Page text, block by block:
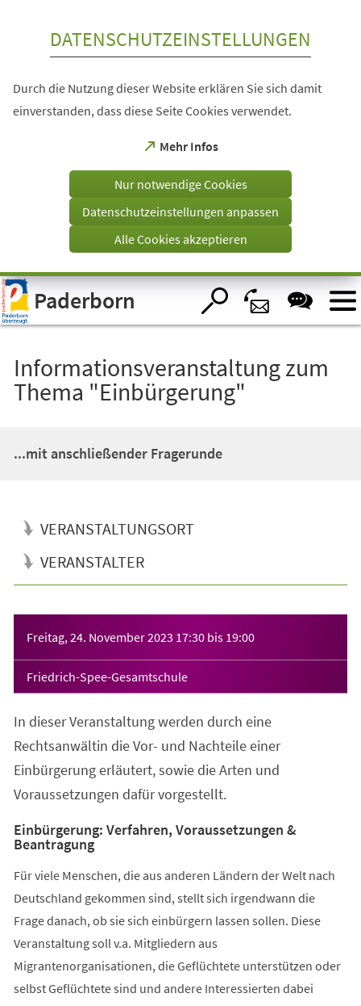
Visuelle
Assistenzsoftware
öffnen.
DATENSCHUTZEINSTELLUNGEN
Durch die Nutzung dieser Website erklären Sie sich damit
einverstanden, dass diese Seite Cookies verwendet.
Mehr Infos
(Öffnet
einem
Tab)
Nur notwendige Cookies
Datenschutzeinstellungen anpassen
Alle Cookies akzeptieren
Paderborn
Informationsveranstaltung zum
Thema "Einbürgerung"
...mit anschließender Fragerunde
VERANSTALTUNGSORT
VERANSTALTER
Freitag, 24. November 2023 17:30 bis 19:00
Friedrich-Spee-Gesamtschule
In dieser Veranstaltung werden durch eine
Rechtsanwältin die Vor- und Nachteile einer
Einbürgerung erläutert, sowie die Arten und
Voraussetzungen dafür vorgestellt.
Einbürgerung: Verfahren, Voraussetzungen &
Beantragung
Für viele Menschen, die aus anderen Ländern der Welt nach
Deutschland gekommen sind, stellt sich irgendwann die
Frage danach, ob sie sich einbürgern lassen sollen. Diese
Veranstaltung soll v.a. Mitgliedern aus
Migrantenorganisationen, die Geflüchtete unterstützen oder
selbst Geflüchtete sind und andere Interessierten dabei